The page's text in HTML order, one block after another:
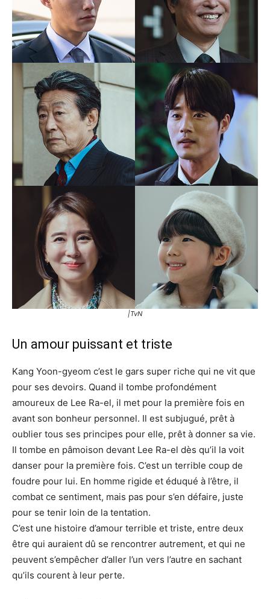
|TvN
Un amour puissant et triste
Kang Yoon-gyeom c’est le gars super riche qui ne vit que
pour ses devoirs. Quand il tombe profondément
amoureux de Lee Ra-el, il met pour la première fois en
avant son bonheur personnel. Il est subjugué, prêt à
oublier tous ses principes pour elle, prêt à donner sa vie.
Il tombe en pâmoison devant Lee Ra-el dès qu’il la voit
danser pour la première fois. C’est un terrible coup de
foudre pour lui. En homme rigide et éduqué à l’être, il
combat ce sentiment, mais pas pour s’en défaire, juste
pour se tenir loin de la tentation.
C’est une histoire d’amour terrible et triste, entre deux
être qui auraient dû se rencontrer autrement, et qui ne
peuvent s’empêcher d’aller l’un vers l’autre en sachant
qu’ils courent à leur perte.